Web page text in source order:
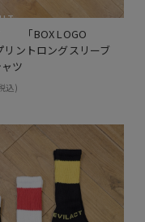
　　「BOX LOGO
リントロングスリーブ
ツ
込)